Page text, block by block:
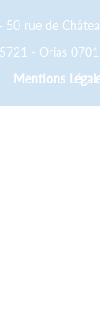
50 rue de
- Orias
Mentions